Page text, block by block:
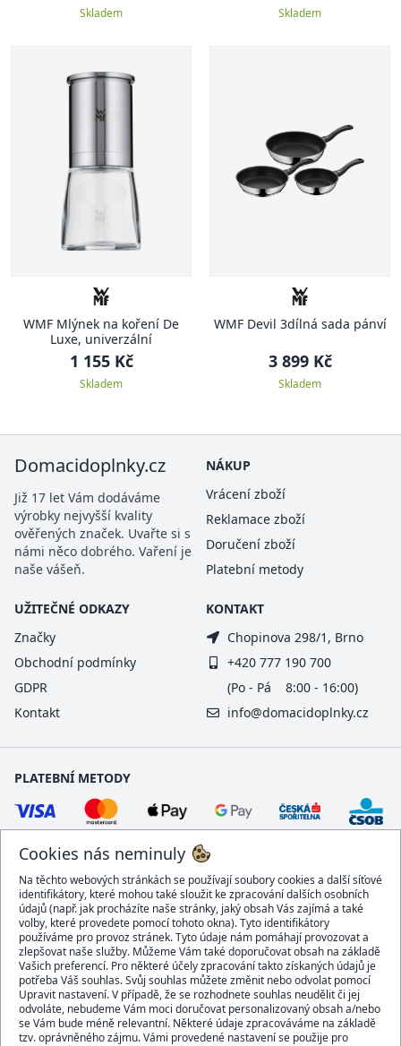
Skladem Skladem
WMF Mlýnek na koření De
Luxe, univerzální
1 155 Kč
Skladem
WMF Devil 3dílná sada pánví
3 899 Kč
Skladem
Cookies nás neminuly
Na těchto webových stránkách se používají soubory cookies a další síťové
identifikátory, které mohou také sloužit ke zpracování dalších osobních
údajů (např. jak procházíte naše stránky, jaký obsah Vás zajímá a také
volby, které provedete pomocí tohoto okna). Tyto identifikátory
používáme pro provoz stránek. Tyto údaje nám pomáhají provozovat a
zlepšovat naše služby. Můžeme Vám také doporučovat obsah na základě
Vašich preferencí. Pro některé účely zpracování takto získaných údajů je
potřeba Váš souhlas. Svůj souhlas můžete změnit nebo odvolat pomocí
Upravit nastavení. V případě, že se rozhodnete souhlas neudělit či jej
odvoláte, nebudeme Vám moci doručovat personalizovaný obsah a/nebo
se Vám bude méně relevantní. Některé údaje zpracováváme na základě
tzv. oprávněného zájmu. Vámi provedené nastavení se použije pro
Domacidoplnky.cz
Již 17 let Vám dodáváme
výrobky nejvyšší kvality
ověřených značek. Uvařte si s
námi něco dobrého. Vaření je
naše vášeň.
NÁKUP
Vrácení zboží
Reklamace zboží
Doručení zboží
Platební metody
UŽITEČNÉ ODKAZY
Značky
Obchodní podmínky
GDPR
Kontakt
KONTAKT
Chopinova 298/1, Brno
+420 777 190 700
(Po - Pá 8:00 - 16:00)
info@domacidoplnky.cz
PLATEBNÍ METODY
DOPRAVCI
BEZPEČNÝ OBCHOD